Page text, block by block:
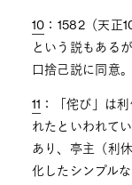
10 ：1582（天正
という説もある
口捨己説に同意。
11 ：「侘び」は
れたといわれて
あり、亭主（利
化したシンプル